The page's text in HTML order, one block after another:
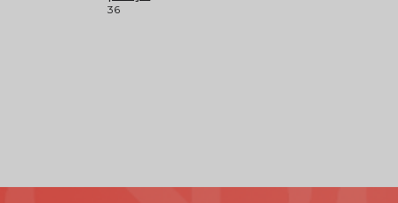
36